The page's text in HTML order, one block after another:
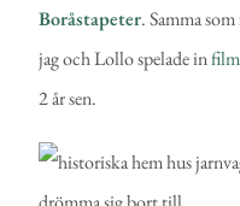
Boråstapeter. Samma
jag och Lollo spelade in
2 år sen.